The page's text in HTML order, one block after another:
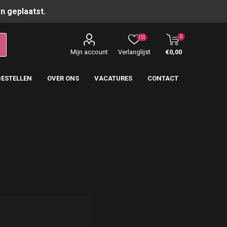
geplaatst.
Mijn account Verlanglijst
(0) 0
€0,00
OVER ONS VACATURES CONTACT